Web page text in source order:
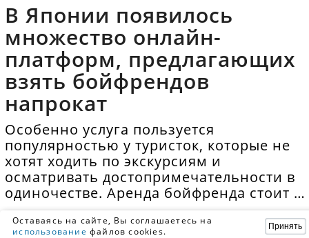
В Японии появилось
множество онлайн-
платформ, предлагающих
взять бойфрендов
напрокат
Особенно услуга пользуется
популярностью у туристок, которые не
хотят ходить по экскурсиям и
осматривать достопримечательности в
одиночестве. Аренда бойфренда стоит в
Оставаясь на сайте, Вы соглашаетесь на
использование файлов cookies. Принять